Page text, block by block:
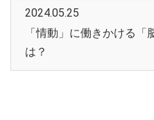
2024.05.25
「情動」に働きかける
は？